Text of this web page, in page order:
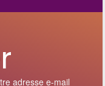
adresse e-mail